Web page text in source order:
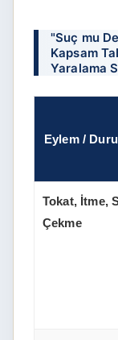
"Suç mu
Kapsam
Yaralama
Eylem /
Tokat, İtme,
Çekme